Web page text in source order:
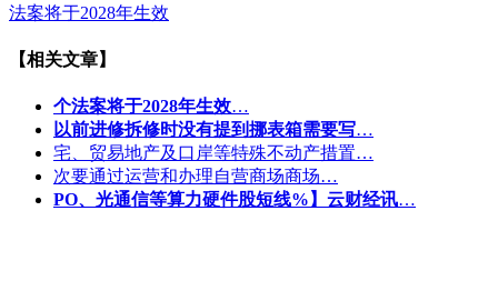
法案将于2028年生效
【相关文章】
个法案将于2028年生效…
以前进修拆修时没有提到挪表箱需要写…
宅、贸易地产及口岸等特殊不动产措置…
次要通过运营和办理自营商场商场…
PO、光通信等算力硬件股短线%】云财经讯…